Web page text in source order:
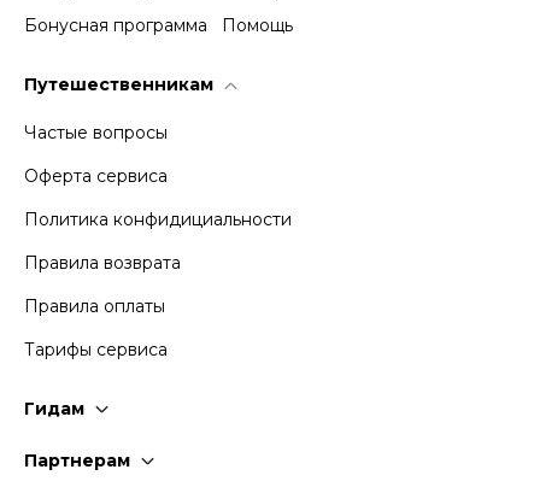
Бонусная программа
Помощь
Путешественникам
Частые вопросы
Оферта сервиса
Политика конфидициальности
Правила возврата
Правила оплаты
Тарифы сервиса
Гидам
Партнерам